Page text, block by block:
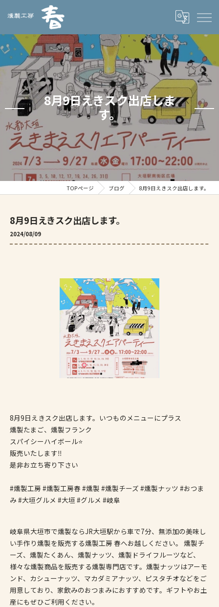
8月9日えきスク出店しま
す。
TOPページ ブログ 8月9日えきスク出店します。
8月9日えきスク出店します。
2024/08/09
8月9日えきスク出店します。いつものメニューにプラス
燻製たまご、燻製フランク
スパイシーハイボール⭐️
販売いたします‼️
是非お立ち寄り下さい
#燻製工房 #燻製工房春 #燻製 #燻製チーズ #燻製ナッツ #おつま
み #大垣グルメ #大垣 #グルメ #岐阜
岐阜県大垣市で燻製ならJR大垣駅から車で7分、無添加の美味し
い手作り燻製を販売する燻製工房 春へお越しください。 燻製チ
ーズ、燻製たくあん、燻製ナッツ、燻製ドライフルーツなど、
様々な燻製商品を販売する燻製専門店です。燻製ナッツはアーモ
ンド、カシューナッツ、マカダミアナッツ、ピスタチオなどをご
用意しており、家飲みのおつまみにおすすめです。ギフトやお土
産にもぜひご利用ください。